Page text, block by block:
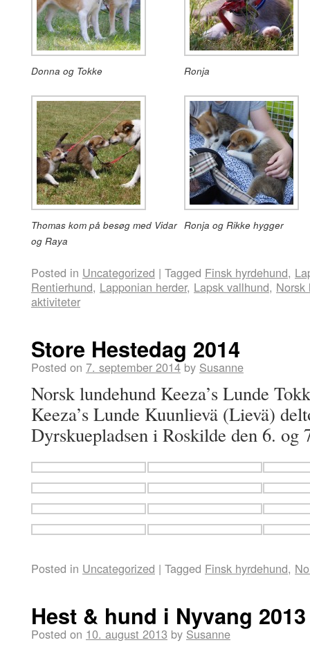
Donna og Tokke Ronja
Thomas kom på besøg med Vidar
og Raya
Ronja og Rikke hygger
Posted in Uncategorized | Tagged Finsk hyrdehund,
Rentierhund, Lapponian herder, Lapsk vallhund, Norsk
aktiviteter
Store Hestedag 2014
Posted on 7. september 2014 by Susanne
Norsk lundehund Keeza’s Lunde
Keeza’s Lunde Kuunlievä (Lievä)
Dyrskuepladsen i Roskilde den 6. og
Posted in Uncategorized | Tagged Finsk hyrdehund,
Hest & hund i Nyvang 2013
Posted on 10. august 2013 by Susanne